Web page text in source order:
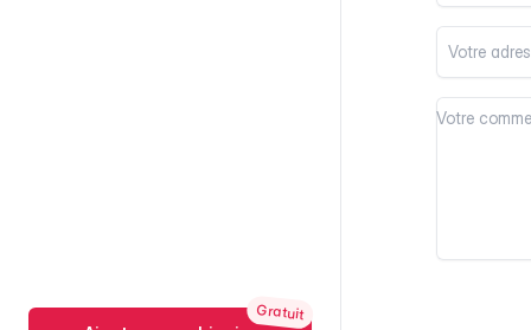
Gratuit
Votre email
Votre
Votre